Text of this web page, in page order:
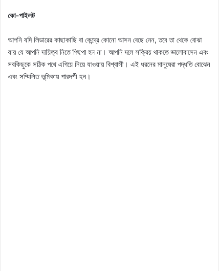
কো-পাইলট
আপনি যদি লিডারের কাছাকাছি বা কেন্দ্রে কোনো আসন বেছে নেন, তবে তা থেকে বোঝা
যায় যে আপনি দায়িত্ব নিতে পিছপা হন না। আপনি দলে সক্রিয় থাকতে ভালোবাসেন এবং
সবকিছুকে সঠিক পথে এগিয়ে নিয়ে যাওয়ায় বিশ্বাসী। এই ধরনের মানুষেরা পদ্ধতি বোঝেন
এবং সম্মিলিত ভূমিকায় পারদর্শী হন।